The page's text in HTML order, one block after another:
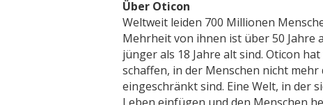
Über Oticon
Weltweit leiden 700 Millionen
Mehrheit von ihnen ist über 50 Jahre
jünger als 18 Jahre alt sind. Oticon
schaffen, in der Menschen nicht
eingeschränkt sind. Eine Welt, in der